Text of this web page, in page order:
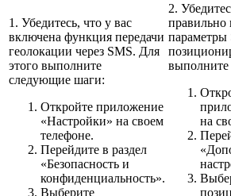
1. Убедитесь, что у вас
включена функция передачи
геолокации через SMS. Для
этого выполните
следующие шаги:
Откройте приложение
«Настройки» на своем
телефоне.
Перейдите в раздел
«Безопасность и
конфиденциальность».
Выберите
2.
правильно
параметры
на